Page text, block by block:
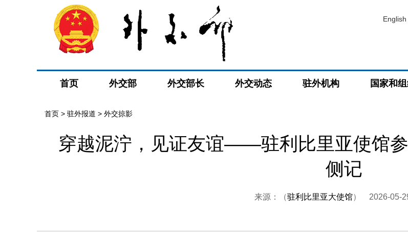
English
首页 外交部 外交部长 外交动态 驻外机构 国家和
首页 > 驻外报道 > 外交掠影
穿越泥泞，见证友谊——驻利比里亚使馆
侧记
来源：（驻利比里亚大使馆） 2026-05-